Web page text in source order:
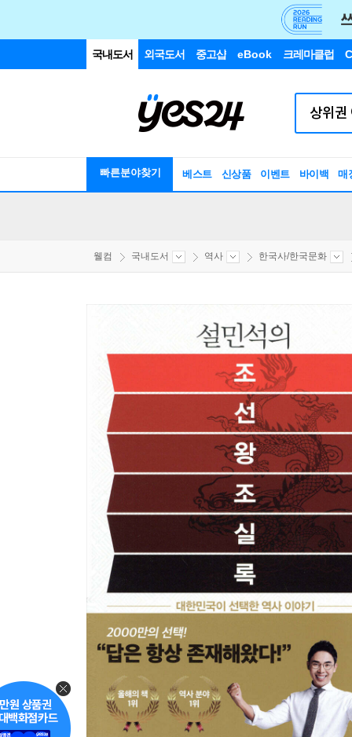
국내도서 외국도서 중고샵 eBook 크레마클럽
빠른분야찾기 베스트 신상품 이벤트 바이백 매
웰컴 국내도서 역사 한국사/한국문화